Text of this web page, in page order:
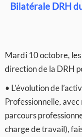
Bilatérale DRH
Mardi 10 octobre,
direction de la DRH
• L’évolution de
Professionnelle,
parcours
charge de travail),